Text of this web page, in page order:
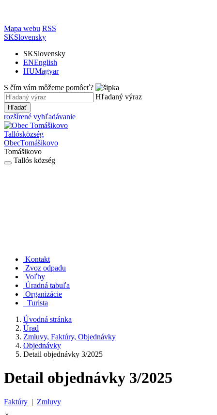
Mapa webu RSS
SKSlovensky
SKSlovensky
ENEnglish
HUMagyar
S čím vám môžeme pomôcť?
Hľadaný výraz
Hľadať
rozšírené vyhľadávanie
Tallósközség
ObecTomášikovo
Tomášikovo
Tallós község
Kontakt
Zvoz odpadu
Voľby
Úradná tabuľa
Organizácie
Turista
Úvodná stránka
Úrad
Zmluvy, Faktúry, Objednávky
Objednávky
Detail objednávky 3/2025
Detail objednávky 3/2025
Faktúry | Zmluvy